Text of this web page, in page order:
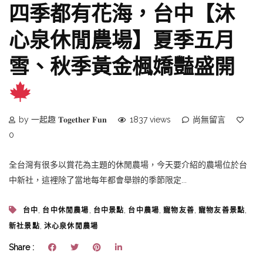
四季都有花海，台中【沐
心泉休閒農場】夏季五月
雪、秋季黃金楓嬌豔盛開
by 一起趣 𝐓𝐨𝐠𝐞𝐭𝐡𝐞𝐫 𝐅𝐮𝐧 1837 views
尚無留言
0
全台灣有很多以賞花為主題的休閒農場，今天要介紹的農場位於台
中新社，這裡除了當地每年都會舉辦的季節限定...
台中 台中休閒農場 台中景點 台中農場 ,寵物友善 ,寵物友善景點
新社景點 沐心泉休閒農場
Share :